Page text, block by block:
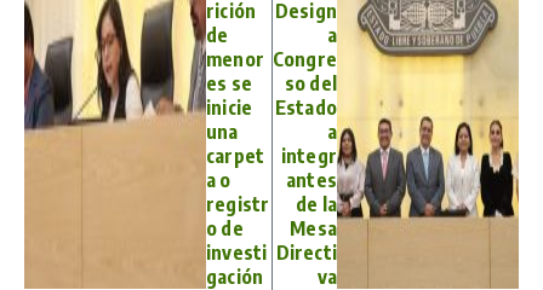
rición
de
menor
es se
inicie
una
carpet
a o
registr
o de
investi
gación
Design
a
Congre
so del
Estado
a
integr
antes
de la
Mesa
Directi
va